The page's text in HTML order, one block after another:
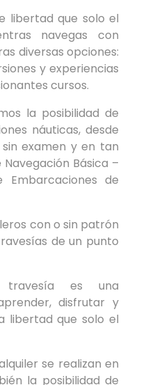
libertad que solo el
navegas con
diversas opciones:
y experiencias
cursos.
la posibilidad de
náuticas, desde
examen y en tan
Básica –
Embarcaciones de
con o sin patrón
de un punto
travesía es una
disfrutar y
libertad que solo el
se realizan en
la posibilidad de